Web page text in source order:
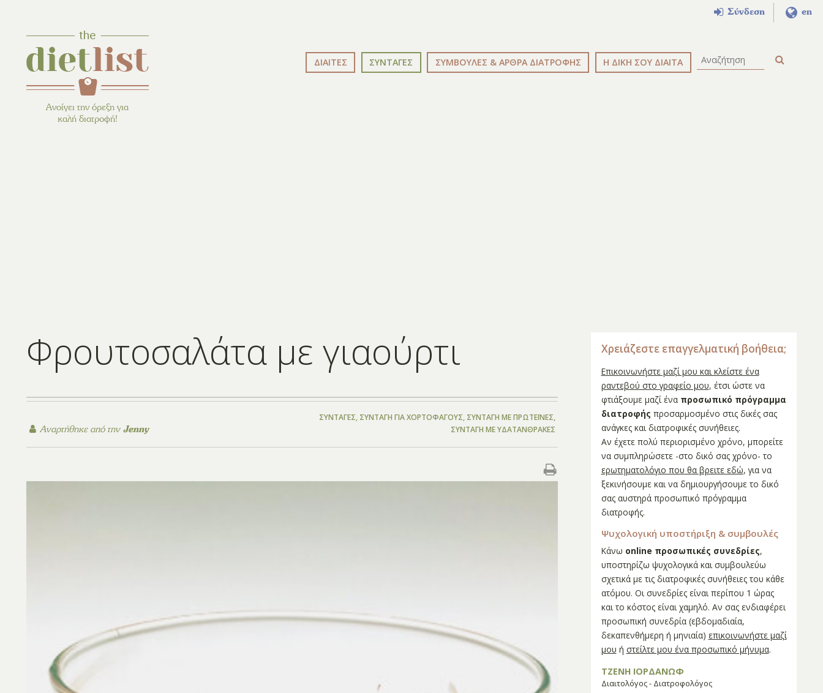
en
Σύνδεση
Ανοίγει την όρεξη για
καλή διατροφή!
ΔΙΑΙΤΕΣ ΣΥΝΤΑΓΕΣ ΣΥΜΒΟΥΛΕΣ & ΑΡΘΡΑ ΔΙΑΤΡΟΦΗΣ Η ΔΙΚΗ ΣΟΥ ΔΙΑΙΤΑ
Φρουτοσαλάτα με γιαούρτι
Αναρτήθηκε από τηνJenny
ΣΥΝΤΑΓΈΣ, ΣΥΝΤΑΓΉ ΓΙΑ ΧΟΡΤΟΦΆΓΟΥΣ, ΣΥΝΤΑΓΉ ΜΕ ΠΡΩΤΕΪ́ΝΕΣ,
ΣΥΝΤΑΓΉ ΜΕ ΥΔΑΤΆΝΘΡΑΚΕΣ
Χρειάζεστε επαγγελματική βοήθεια;
Επικοινωνήστε μαζί μου και κλείστε ένα
ραντεβού στο γραφείο μου, έτσι ώστε να
φτιάξουμε μαζί ένα προσωπικό πρόγραμμα
διατροφής προσαρμοσμένο στις δικές σας
ανάγκες και διατροφικές συνήθειες.
Αν έχετε πολύ περιορισμένο χρόνο, μπορείτε
να συμπληρώσετε -στο δικό σας χρόνο- το
ερωτηματολόγιο που θα βρειτε εδώ, για να
ξεκινήσουμε και να δημιουργήσουμε το δικό
σας αυστηρά προσωπικό πρόγραμμα
διατροφής.
Ψυχολογική υποστήριξη & συμβουλές
Κάνω online προσωπικές συνεδρίες,
υποστηρίζω ψυχολογικά και συμβουλεύω
σχετικά με τις διατροφικές συνήθειες του κάθε
ατόμου. Οι συνεδρίες είναι περίπου 1 ώρας
και το κόστος είναι χαμηλό. Αν σας ενδιαφέρει
προσωπική συνεδρία (εβδομαδιαία,
δεκαπενθήμερη ή μηνιαία) επικοινωνήστε μαζί
μου ή στείλτε μου ένα προσωπικό μήνυμα.
ΤΖΕΝΗ ΙΟΡΔΑΝΩΦ
Διαιτολόγος - Διατροφολόγος